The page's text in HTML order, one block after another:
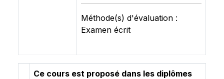
Méthode(s) d'évaluation :
Examen écrit
Ce cours est proposé dans les diplômes